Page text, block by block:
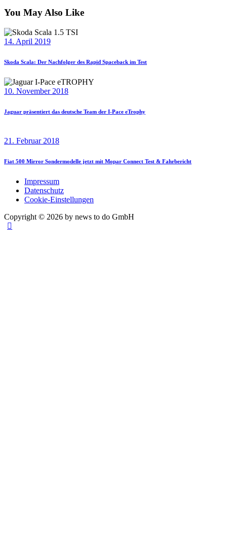
You May Also Like
14. April 2019
Skoda Scala: Der Nachfolger des Rapid Spaceback im Test
10. November 2018
Jaguar präsentiert das deutsche Team der I-Pace eTrophy
21. Februar 2018
Fiat 500 Mirror Sondermodelle jetzt mit Mopar Connect Test & Fahrbericht
Impressum
Datenschutz
Cookie-Einstellungen
Copyright © 2026 by news to do GmbH